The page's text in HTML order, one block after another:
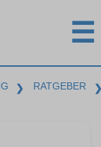
☰
❯ RATGEBER